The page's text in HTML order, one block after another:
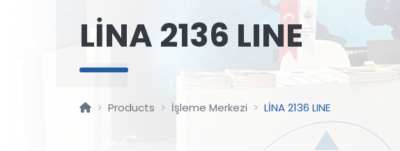
LİNA 2136 LINE
Products İşleme Merkezi LİNA 2136 LINE